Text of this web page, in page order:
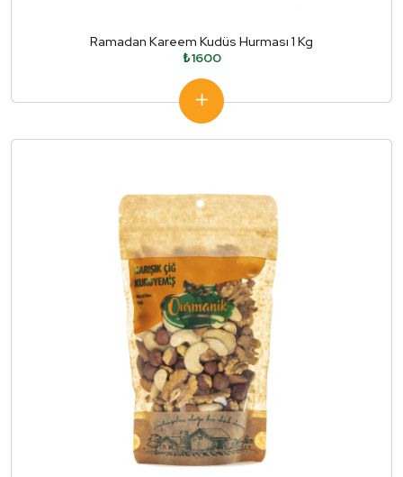
Ramadan Kareem Kudüs Hurması 1 Kg
₺1600